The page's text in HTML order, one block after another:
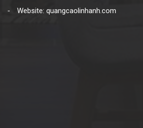
Website: quangcaolinhanh.com